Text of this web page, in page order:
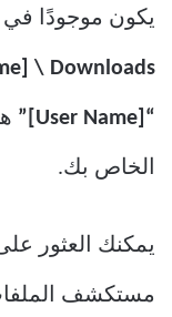
يكون موجودًا في
\ Downloads
“[User Name]”
الخاص بك.
يمكنك العثور